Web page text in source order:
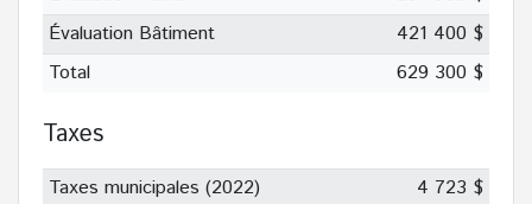
Évaluation Bâtiment
421 400 $
Total
629 300 $
Taxes
Taxes municipales (2022)
4 723 $